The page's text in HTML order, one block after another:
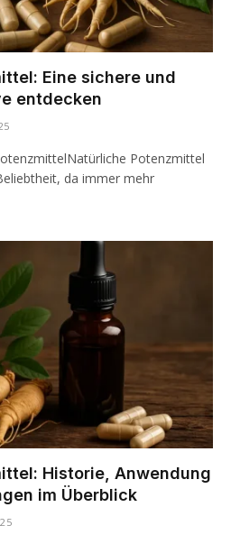
Eine sichere und
entdecken
Potenzmittel
da immer mehr
Historie, Anwendung
im Überblick